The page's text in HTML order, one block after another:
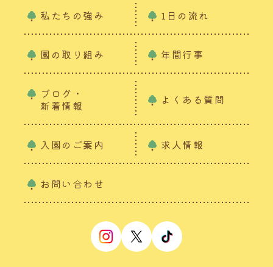
私たちの強み 1日の流れ
園の取り組み 年間行事
ブログ・
新着情報
よくある質問
入園のご案内 求人情報
お問い合わせ